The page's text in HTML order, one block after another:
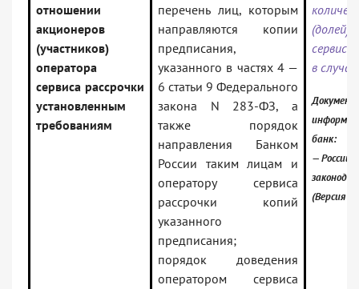
отношении
акционеров
(участников)
оператора
сервиса рассрочки
установленным
требованиям
перечень лиц, которым
направляются копии
предписания,
указанного в частях 4 —
6 статьи 9 Федерального
закона N 283-ФЗ, а
также порядок
направления Банком
России таким лицам и
оператору сервиса
рассрочки копий
указанного
предписания;
порядок доведения
оператором сервиса
(долей)
в
банк:
—
(Версия